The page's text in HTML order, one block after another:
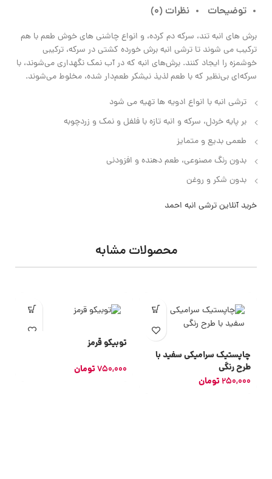
توضیحات نظرات (0)
برش های انبه تند، سرکه دم کرده، و انواع چاشنی های خوش طعم با هم
ترکیب می شوند تا ترشی انبه برش خورده کشتی در سرکه، ترکیبی
خوشمزه را ایجاد کنند. برش‌های انبه که در آب نمک نگهداری می‌شوند، با
سرکه‌ای بی‌نظیر که با طعم لذیذ نیشکر طعم‌دار شده، مخلوط می‌شوند.
ترشی انبه با انواع ادویه ها تهیه می شود
بر پایه خردل، سرکه و انبه تازه با فلفل و نمک و زردچوبه
طعمی بدیع و متمایز
بدون رنگ مصنوعی، طعم دهنده و افزودنی
بدون شکر و روغن
خرید آنلاین ترشی انبه احمد
محصولات مشابه
چاپستیک سرامیکی سفید با
طرح رنگی
250,000تومان
توبیکو قرمز
750,000تومان